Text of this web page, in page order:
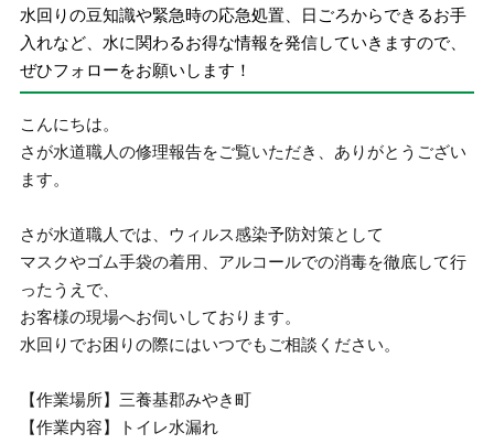
水回りの豆知識や緊急時の応急処置、日ごろからできるお手
入れなど、水に関わるお得な情報を発信していきますので、
ぜひフォローをお願いします！
こんにちは。
さが水道職人の修理報告をご覧いただき、ありがとうござい
ます。
さが水道職人では、ウィルス感染予防対策として
マスクやゴム手袋の着用、アルコールでの消毒を徹底して行
ったうえで、
お客様の現場へお伺いしております。
水回りでお困りの際にはいつでもご相談ください。
【作業場所】三養基郡みやき町
【作業内容】トイレ水漏れ